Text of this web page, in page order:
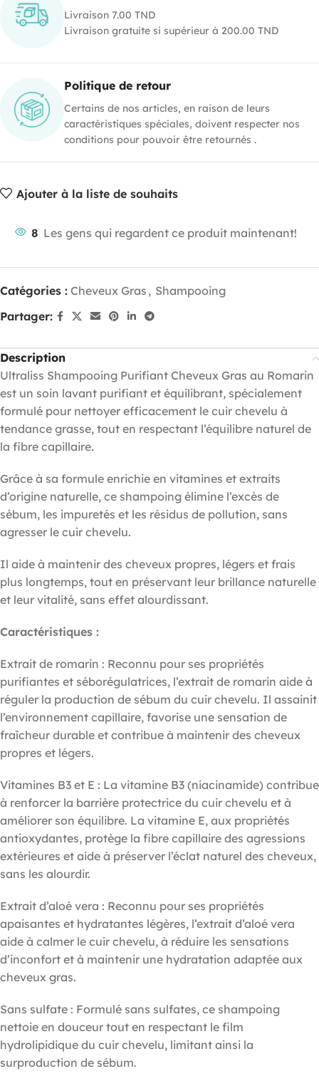
Livraison 7.00 TND
Livraison gratuite si supérieur à 200.00 TND
Politique de retour
Certains de nos articles, en raison de leurs
caractéristiques spéciales, doivent respecter nos
conditions pour pouvoir être retournés .
Ajouter à la liste de souhaits
8 Les gens qui regardent ce produit maintenant!
Catégories : Cheveux Gras , Shampooing
Partager:
Description
Ultraliss Shampooing Purifiant Cheveux Gras au Romarin
est un soin lavant purifiant et équilibrant, spécialement
formulé pour nettoyer efficacement le cuir chevelu à
tendance grasse, tout en respectant l’équilibre naturel de
la fibre capillaire.
Grâce à sa formule enrichie en vitamines et extraits
d’origine naturelle, ce shampoing élimine l’excès de
sébum, les impuretés et les résidus de pollution, sans
agresser le cuir chevelu.
Il aide à maintenir des cheveux propres, légers et frais
plus longtemps, tout en préservant leur brillance naturelle
et leur vitalité, sans effet alourdissant.
Caractéristiques :
Extrait de romarin : Reconnu pour ses propriétés
purifiantes et séborégulatrices, l’extrait de romarin aide à
réguler la production de sébum du cuir chevelu. Il assainit
l’environnement capillaire, favorise une sensation de
fraîcheur durable et contribue à maintenir des cheveux
propres et légers.
Vitamines B3 et E : La vitamine B3 (niacinamide) contribue
à renforcer la barrière protectrice du cuir chevelu et à
améliorer son équilibre. La vitamine E, aux propriétés
antioxydantes, protège la fibre capillaire des agressions
extérieures et aide à préserver l’éclat naturel des cheveux,
sans les alourdir.
Extrait d’aloé vera : Reconnu pour ses propriétés
apaisantes et hydratantes légères, l’extrait d’aloé vera
aide à calmer le cuir chevelu, à réduire les sensations
d’inconfort et à maintenir une hydratation adaptée aux
cheveux gras.
Sans sulfate : Formulé sans sulfates, ce shampoing
nettoie en douceur tout en respectant le film
hydrolipidique du cuir chevelu, limitant ainsi la
surproduction de sébum.